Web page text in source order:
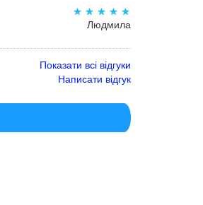
Людмила
Показати всі відгуки
Написати відгук